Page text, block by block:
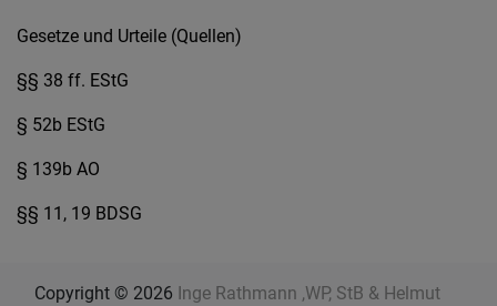
Gesetze und Urteile (Quellen)
§§ 38 ff. EStG
§ 52b EStG
§ 139b AO
§§ 11, 19 BDSG
Copyright © 2026 Inge Rathmann ,WP, StB & Helmut